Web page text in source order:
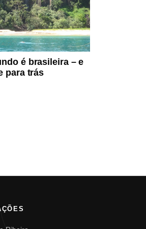
é brasileira – e
para trás